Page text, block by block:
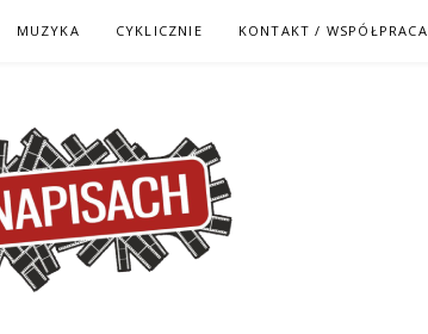
MUZYKA CYKLICZNIE KONTAKT / WSPÓŁPRACA